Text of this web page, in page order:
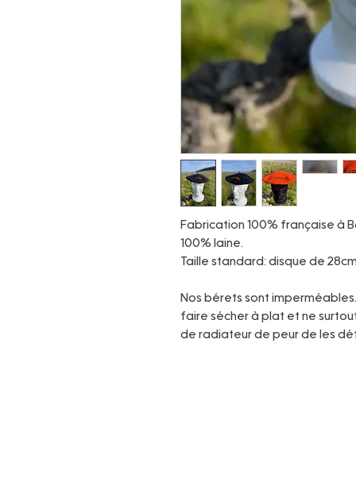
Fabrication 100% française à
100% laine.
Taille standard: disque de 28cm
Nos bérets sont imperméables.
faire sécher à plat et ne
de radiateur de peur de les